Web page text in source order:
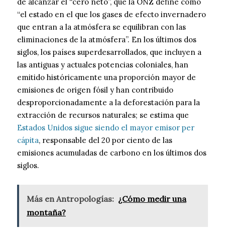
“el estado en el que los gases de efecto invernadero
que entran a la atmósfera se equilibran con las
eliminaciones de la atmósfera”. En los últimos dos
siglos, los países superdesarrollados, que incluyen a
las antiguas y actuales potencias coloniales, han
emitido históricamente una proporción mayor de
emisiones de origen fósil y han contribuido
desproporcionadamente a la deforestación para la
extracción de recursos naturales; se estima que
Estados Unidos sigue siendo el mayor emisor per
cápita, responsable del 20 por ciento de las
emisiones acumuladas de carbono en los últimos dos
siglos.
Más en Antropologías: ¿Cómo medir una
montaña?